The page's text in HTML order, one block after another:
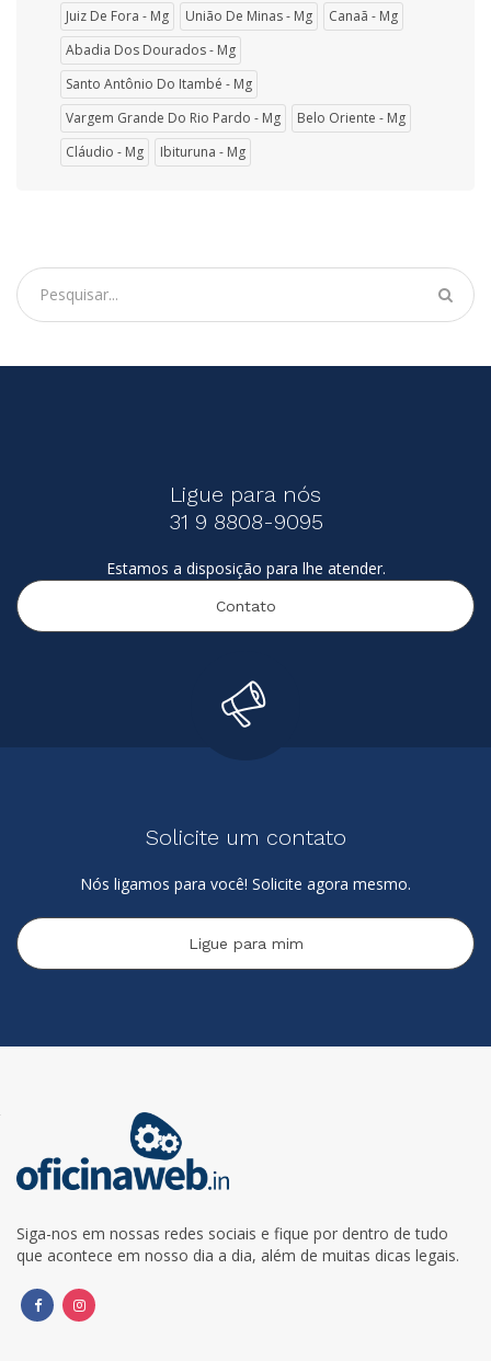
Juiz De Fora - Mg União De Minas - Mg
Canaã - Mg
Abadia Dos Dourados - Mg
Santo Antônio Do Itambé - Mg
Vargem Grande Do Rio Pardo - Mg
Belo Oriente - Mg
Cláudio - Mg
Ibituruna - Mg
Ligue para nós
31 9 8808-9095
Estamos a disposição para lhe atender.
Contato
Solicite um contato
Nós ligamos para você! Solicite agora mesmo.
Ligue para mim
Siga-nos em nossas redes sociais e fique por dentro de tudo
que acontece em nosso dia a dia, além de muitas dicas legais.